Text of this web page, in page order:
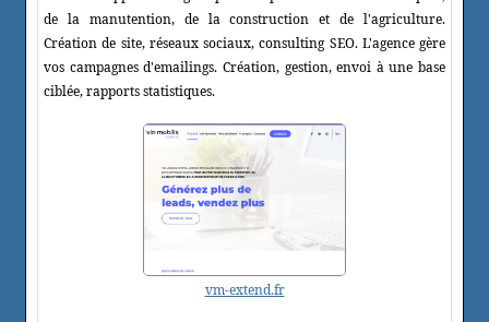
de la manutention, de la construction et de l'agriculture.
Création de site, réseaux sociaux, consulting SEO. L'agence gère
vos campagnes d'emailings. Création, gestion, envoi à une base
ciblée, rapports statistiques.
vm-extend.fr